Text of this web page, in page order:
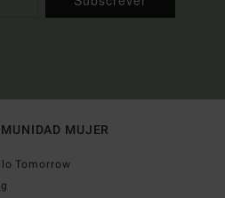
MUJER
Tomorrow